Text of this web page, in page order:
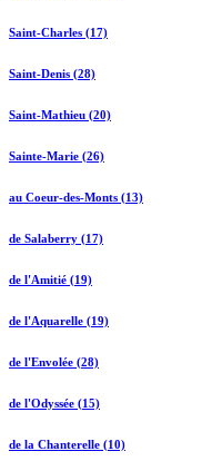
Saint-Charles (17)
Saint-Denis (28)
Saint-Mathieu (20)
Sainte-Marie (26)
au Coeur-des-Monts (13)
de Salaberry (17)
de l'Amitié (19)
de l'Aquarelle (19)
de l'Envolée (28)
de l'Odyssée (15)
de la Chanterelle (10)